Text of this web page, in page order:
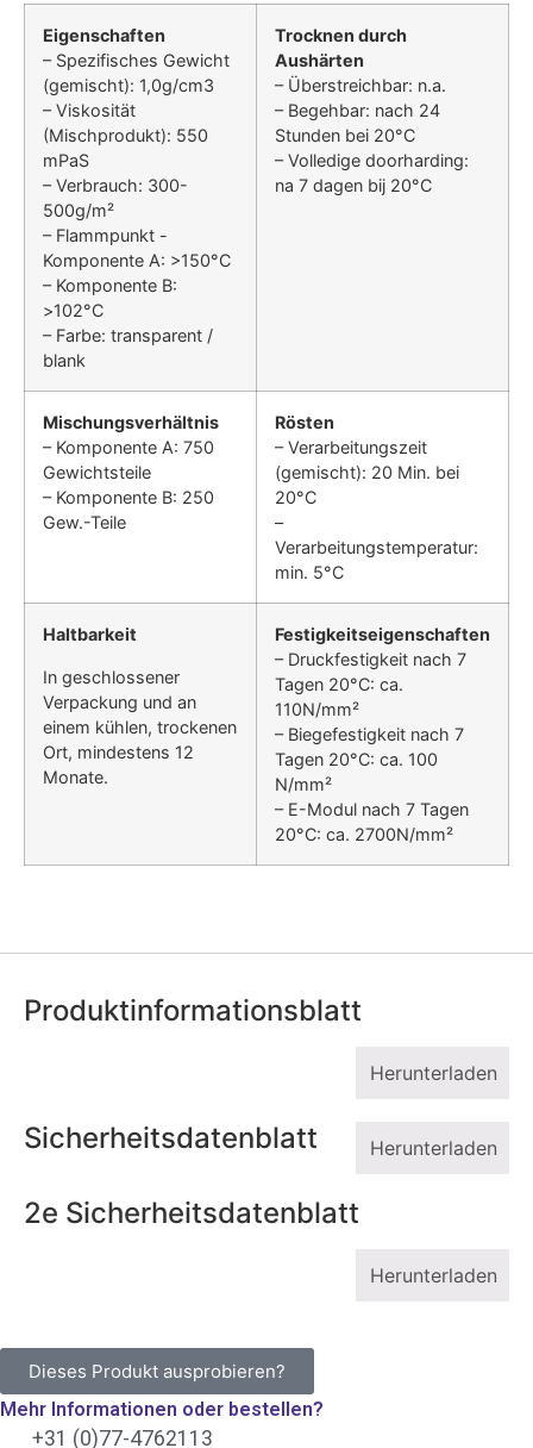
Eigenschaften
– Spezifisches Gewicht
(gemischt): 1,0g/cm3
– Viskosität
(Mischprodukt): 550
mPaS
– Verbrauch: 300-
500g/m²
– Flammpunkt -
Komponente A: >150°C
– Komponente B:
>102°C
– Farbe: transparent /
blank
Trocknen durch
Aushärten
– Überstreichbar: n.a.
– Begehbar: nach 24
Stunden bei 20°C
– Volledige doorharding:
na 7 dagen bij 20°C
Mischungsverhältnis
– Komponente A: 750
Gewichtsteile
– Komponente B: 250
Gew.-Teile
Rösten
– Verarbeitungszeit
(gemischt): 20 Min. bei
20°C
–
Verarbeitungstemperatur:
min. 5°C
Haltbarkeit
In geschlossener
Verpackung und an
einem kühlen, trockenen
Ort, mindestens 12
Monate.
Festigkeitseigenschaften
– Druckfestigkeit nach 7
Tagen 20°C: ca.
110N/mm²
– Biegefestigkeit nach 7
Tagen 20°C: ca. 100
N/mm²
– E-Modul nach 7 Tagen
20°C: ca. 2700N/mm²
Produktinformationsblatt
Herunterladen
Sicherheitsdatenblatt Herunterladen
2e Sicherheitsdatenblatt
Herunterladen
Dieses Produkt ausprobieren?
Mehr Informationen oder bestellen?
+31 (0)77-4762113